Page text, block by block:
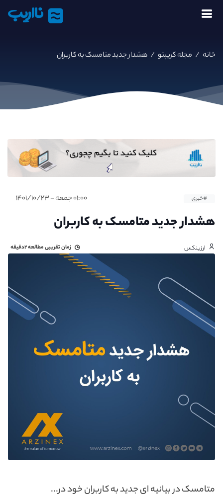
نااریب
خانه / مجله کریپتو / هشدار جدید متامسک به کاربران
#خبری ۰۱:۰۰ جمعه - ۱۴۰۱/۱۰/۲۳
هشدار جدید متامسک به کاربران
ارزینکس زمان تقریبی مطالعه۲دقیقه
متامسک در بیانیه ای جدید به کاربران خود در...